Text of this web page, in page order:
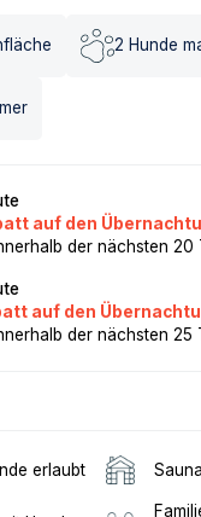
2 Hunde
auf den
der nächsten 20
auf den
der nächsten 25
erlaubt Sauna